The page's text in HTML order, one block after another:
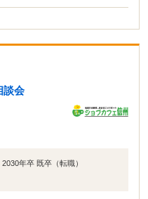
談会
年卒 既卒（転職）